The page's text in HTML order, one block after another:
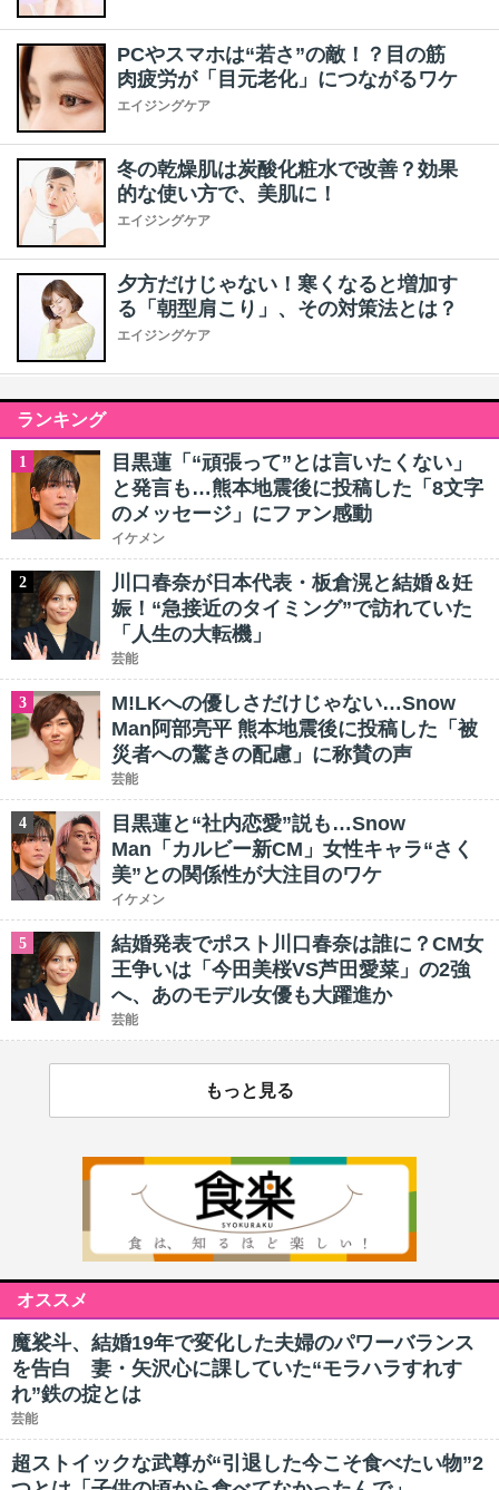
PCやスマホは“若さ”の敵！？目の筋
肉疲労が「目元老化」につながるワケ
エイジングケア
冬の乾燥肌は炭酸化粧水で改善？効果
的な使い方で、美肌に！
エイジングケア
夕方だけじゃない！寒くなると増加す
る「朝型肩こり」、その対策法とは？
エイジングケア
ランキング
1
目黒蓮「“頑張って”とは言いたくない」
と発言も…熊本地震後に投稿した「8文字
のメッセージ」にファン感動
イケメン
2
川口春奈が日本代表・板倉滉と結婚＆妊
娠！“急接近のタイミング”で訪れていた
「人生の大転機」
芸能
3
M!LKへの優しさだけじゃない…Snow
Man阿部亮平 熊本地震後に投稿した「被
災者への驚きの配慮」に称賛の声
芸能
4
目黒蓮と“社内恋愛”説も…Snow
Man「カルビー新CM」女性キャラ“さく
美”との関係性が大注目のワケ
イケメン
5
結婚発表でポスト川口春奈は誰に？CM女
王争いは「今田美桜VS芦田愛菜」の2強
へ、あのモデル女優も大躍進か
芸能
もっと見る
オススメ
魔裟斗、結婚19年で変化した夫婦のパワーバランス
を告白 妻・矢沢心に課していた“モラハラすれす
れ”鉄の掟とは
芸能
超ストイックな武尊が“引退した今こそ食べたい物”2